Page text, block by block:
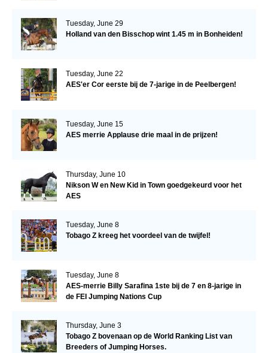
Tuesday, June 29
Holland van den Bisschop wint 1.45 m in Bonheiden!
Tuesday, June 22
AES'er Cor eerste bij de 7-jarige in de Peelbergen!
Tuesday, June 15
AES merrie Applause drie maal in de prijzen!
Thursday, June 10
Nikson W en New Kid in Town goedgekeurd voor het
AES
Tuesday, June 8
Tobago Z kreeg het voordeel van de twijfel!
Tuesday, June 8
AES-merrie Billy Sarafina 1ste bij de 7 en 8-jarige in
de FEI Jumping Nations Cup
Thursday, June 3
Tobago Z bovenaan op de World Ranking List van
Breeders of Jumping Horses.